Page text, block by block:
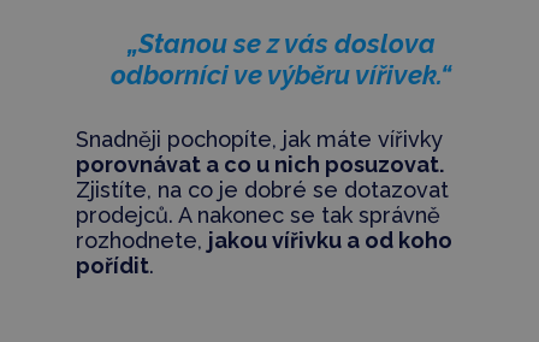
„Stanou se z vás doslova
odborníci ve výběru vířivek.“
Snadněji pochopíte, jak máte vířivky
porovnávat a co u nich posuzovat.
Zjistíte, na co je dobré se dotazovat
prodejců. A nakonec se tak správně
rozhodnete, jakou vířivku a od koho
pořídit.